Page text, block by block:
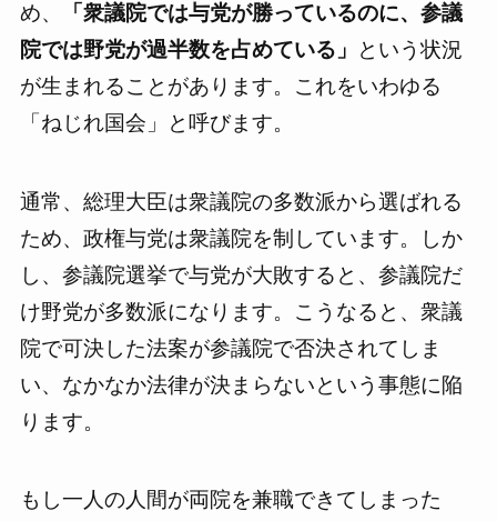
め、
「衆議院では与党が勝っているのに、参議
院では野党が過半数を占めている」
という状況
が生まれることがあります。これをいわゆる
「ねじれ国会」と呼びます。
通常、総理大臣は衆議院の多数派から選ばれる
ため、政権与党は衆議院を制しています。しか
し、参議院選挙で与党が大敗すると、参議院だ
け野党が多数派になります。こうなると、衆議
院で可決した法案が参議院で否決されてしま
い、なかなか法律が決まらないという事態に陥
ります。
もし一人の人間が両院を兼職できてしまった